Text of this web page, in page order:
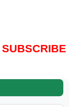
SUBSCRIBE